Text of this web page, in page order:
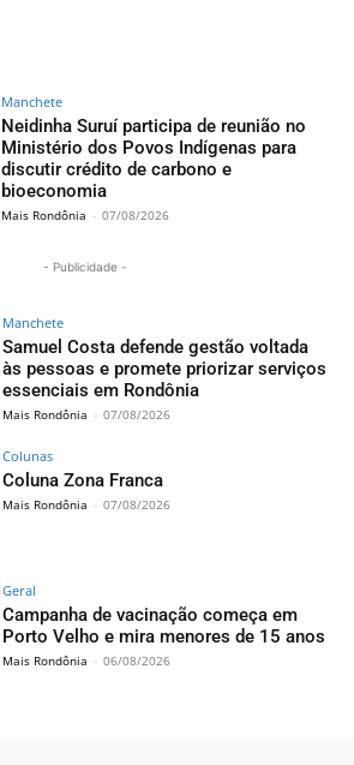
Manchete
Neidinha Suruí participa de reunião no
Ministério dos Povos Indígenas para
discutir crédito de carbono e
bioeconomia
Mais Rondônia - 07/08/2026
- Publicidade -
Manchete
Samuel Costa defende gestão voltada
às pessoas e promete priorizar serviços
essenciais em Rondônia
Mais Rondônia - 07/08/2026
Colunas
Coluna Zona Franca
Mais Rondônia - 07/08/2026
Geral
Campanha de vacinação começa em
Porto Velho e mira menores de 15 anos
Mais Rondônia - 06/08/2026